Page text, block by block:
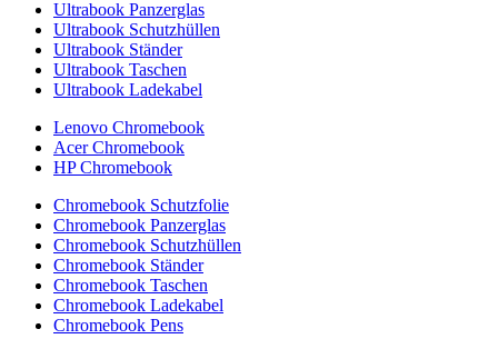
Ultrabook Panzerglas
Ultrabook Schutzhüllen
Ultrabook Ständer
Ultrabook Taschen
Ultrabook Ladekabel
Lenovo Chromebook
Acer Chromebook
HP Chromebook
Chromebook Schutzfolie
Chromebook Panzerglas
Chromebook Schutzhüllen
Chromebook Ständer
Chromebook Taschen
Chromebook Ladekabel
Chromebook Pens